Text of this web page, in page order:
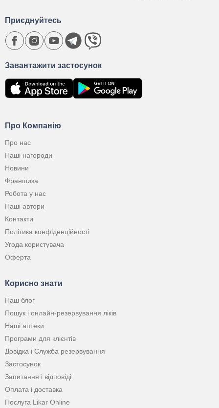
Про Компанію
Про нас
Наші нагороди
Новини
Франшиза
Робота у нас
Наші автори
Контакти
Політика конфіденційності
Угода користувача
Оферта
Корисно знати
Наш блог
Пошук і онлайн-резервування ліків
Наші аптеки
Програми для клієнтів
Довідка і Служба резервування
Застосунок
Запитання і відповіді
Оплата і доставка
Послуга Likar Online
Завантажити застосунок
Приєднуйтесь